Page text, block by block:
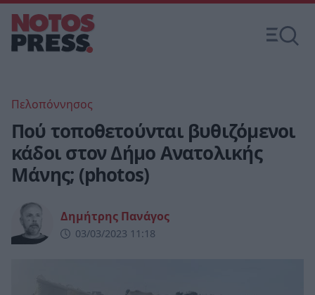
Πελοπόννησος
Πού τοποθετούνται βυθιζόμενοι
κάδοι στον Δήμο Ανατολικής
Μάνης; (photos)
Δημήτρης Πανάγος
03/03/2023 11:18